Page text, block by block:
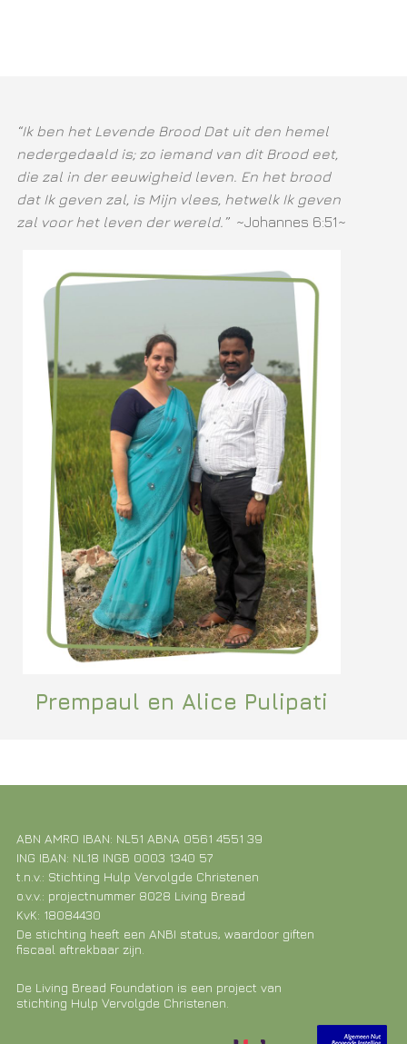
“Ik ben het Levende Brood Dat uit den hemel
nedergedaald is; zo iemand van dit Brood eet,
die zal in der eeuwigheid leven. En het brood
dat Ik geven zal, is Mijn vlees, hetwelk Ik geven
zal voor het leven der wereld.” ~Johannes 6:51~
Prempaul en Alice Pulipati
ABN AMRO IBAN: NL51 ABNA 0561 4551 39
ING IBAN: NL18 INGB 0003 1340 57
t.n.v.: Stichting Hulp Vervolgde Christenen
o.v.v.: projectnummer 8028 Living Bread
KvK: 18084430
De stichting heeft een ANBI status, waardoor giften
fiscaal aftrekbaar zijn.
De Living Bread Foundation is een project van
stichting Hulp Vervolgde Christenen.